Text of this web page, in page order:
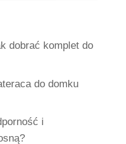
dobrać komplet do
do domku
i